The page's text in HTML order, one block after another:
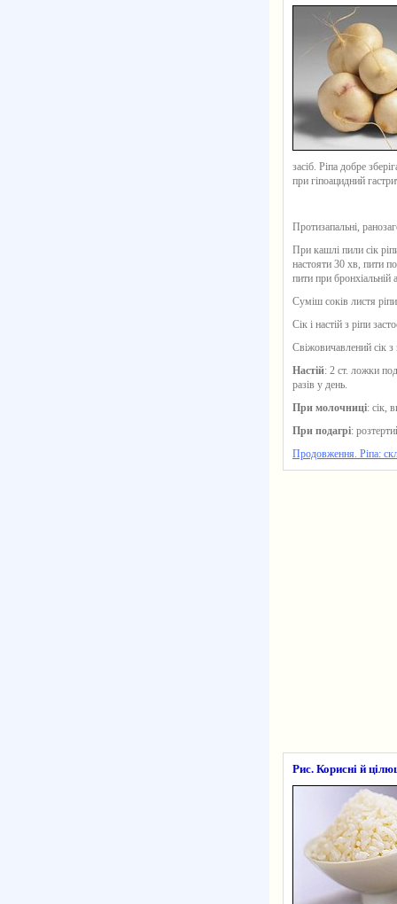
засіб. Ріпа добре
при гіпоацидний
Протизапальні,
При кашлі пили сік
настояти 30 хв, пити
пити при бронхіальній
Суміш соків листя
Сік і настій з ріпи
Свіжовичавлений сік
Настій: 2 ст. ложки
разів у день.
При молочниці: сік,
При подагрі:
Продовження. Ріпа:
Рис. Корисні й